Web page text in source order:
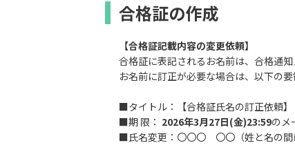
合格証の作成
【合格証記載内容の変更依頼】
合格証に表記されるお名前は、合格通
お名前に訂正が必要な場合は、以下の
■タイトル：【合格証氏名の訂正依頼】
■期 限： 2026年3月27日(金)23:59のメ
■氏名変更：〇〇〇 〇〇（姓と名の間